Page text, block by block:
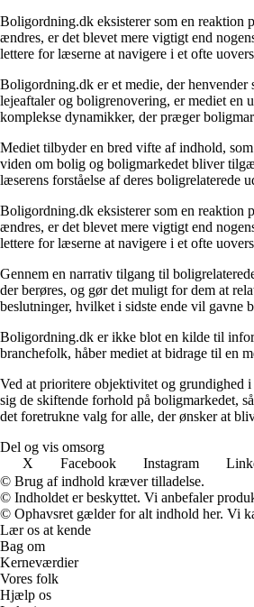
Boligordning.dk eksisterer som en reaktion
ændres, er det blevet mere vigtigt end
lettere for læserne at navigere i et ofte
Boligordning.dk er et medie, der
lejeaftaler og boligrenovering, er mediet en
komplekse dynamikker, der præger
Mediet tilbyder en bred vifte af indhold,
viden om bolig og boligmarkedet bliver
læserens forståelse af deres boligrelaterede
Boligordning.dk eksisterer som en reaktion
ændres, er det blevet mere vigtigt end
lettere for læserne at navigere i et ofte
Gennem en narrativ tilgang til
der berøres, og gør det muligt for dem at
beslutninger, hvilket i sidste ende vil gavne
Boligordning.dk er ikke blot en kilde til
branchefolk, håber mediet at bidrage til en
Ved at prioritere objektivitet og grundighed
sig de skiftende forhold på boligmarkedet,
det foretrukne valg for alle, der ønsker at
Del og vis omsorg
X
Facebook Instagram
© Brug af indhold kræver tilladelse.
© Indholdet er beskyttet. Vi anbefaler
© Ophavsret gælder for alt indhold her. Vi
Lær os at kende
Bag om
Kerneværdier
Vores folk
Hjælp os